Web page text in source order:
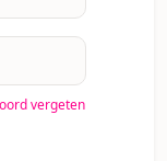
vergeten